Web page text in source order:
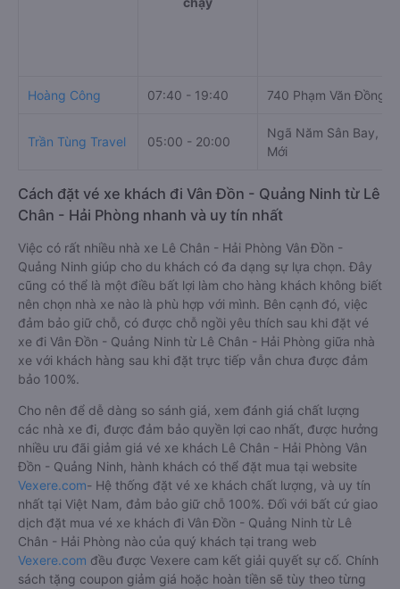
Hoàng Công 07:40 - 19:40 740 Phạm Văn Đồng
Trần Tùng Travel 05:00 - 20:00
Ngã Năm Sân Bay,
Mới
Cách đặt vé xe khách đi Vân Đồn - Quảng Ninh từ Lê
Chân - Hải Phòng nhanh và uy tín nhất
Việc có rất nhiều nhà xe Lê Chân - Hải Phòng Vân Đồn -
Quảng Ninh giúp cho du khách có đa dạng sự lựa chọn. Đây
cũng có thể là một điều bất lợi làm cho hàng khách không biết
nên chọn nhà xe nào là phù hợp với mình. Bên cạnh đó, việc
đảm bảo giữ chỗ, có được chỗ ngồi yêu thích sau khi đặt vé
xe đi Vân Đồn - Quảng Ninh từ Lê Chân - Hải Phòng giữa nhà
xe với khách hàng sau khi đặt trực tiếp vẫn chưa được đảm
bảo 100%.
Cho nên để dễ dàng so sánh giá, xem đánh giá chất lượng
các nhà xe đi, được đảm bảo quyền lợi cao nhất, được hưởng
nhiều ưu đãi giảm giá vé xe khách Lê Chân - Hải Phòng Vân
Đồn - Quảng Ninh, hành khách có thể đặt mua tại website
Vexere.com- Hệ thống đặt vé xe khách chất lượng, và uy tín
nhất tại Việt Nam, đảm bảo giữ chỗ 100%. Đối với bất cứ giao
dịch đặt mua vé xe khách đi Vân Đồn - Quảng Ninh từ Lê
Chân - Hải Phòng nào của quý khách tại trang web
Vexere.com đều được Vexere cam kết giải quyết sự cố. Chính
sách tặng coupon giảm giá hoặc hoàn tiền sẽ tùy theo từng